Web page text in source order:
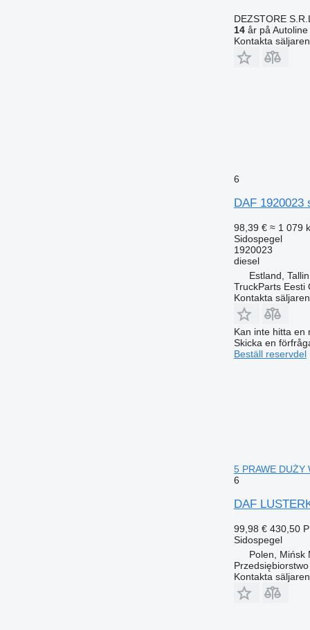
DEZSTORE S.R.L.
14år på Autoline
Kontakta säljaren
6
DAF 1920023
98,39 € ≈ 1 079
Sidospegel
1920023
diesel
Estland,
TruckParts Eesti
Kontakta säljaren
Kan inte hitta en
Skicka en
Beställ reservdel
5 PRAWE DUŻY
6
DAF
99,98 € 430,50
Sidospegel
Polen, Mińsk
Kontakta säljaren